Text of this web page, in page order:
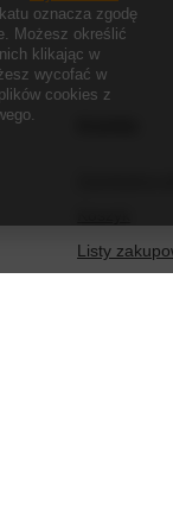
Listy
oznacza zgodę
Możesz określić
klikając w
wycofać w
cookies z